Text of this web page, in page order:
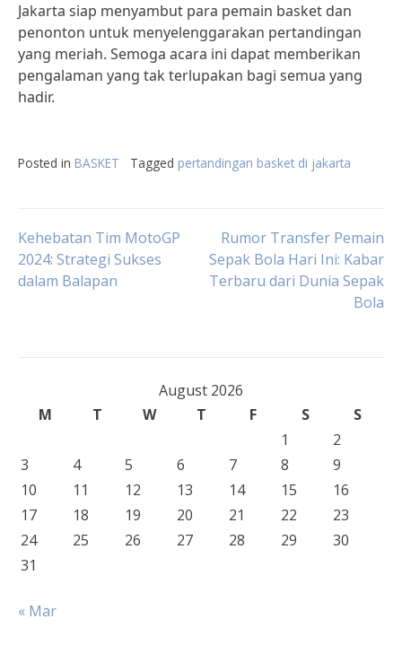
Jakarta siap menyambut para pemain basket dan
penonton untuk menyelenggarakan pertandingan
yang meriah. Semoga acara ini dapat memberikan
pengalaman yang tak terlupakan bagi semua yang
hadir.
Posted in BASKET Tagged pertandingan basket di jakarta
Post
navigation
Kehebatan Tim MotoGP
2024: Strategi Sukses
dalam Balapan
Rumor Transfer Pemain
Sepak Bola Hari Ini: Kabar
Terbaru dari Dunia Sepak
Bola
August 2026
M
T W T F S
S
1
2
3
4 5 6 7 8
9
10
11 12 13 14 15
16
17
18 19 20 21 22
23
24
25 26 27 28 29
30
31
« Mar